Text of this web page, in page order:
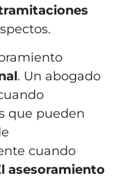
. Un abogado
que pueden
cuando
asesoramiento